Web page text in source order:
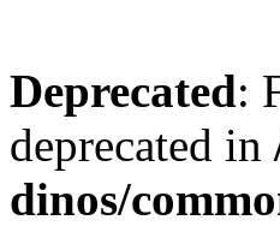
Deprecated:
deprecated in
dinos/